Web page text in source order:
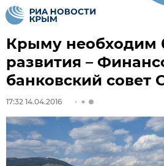
Крыму необходим
развития –
банковский совет
17:32 14.04.2016